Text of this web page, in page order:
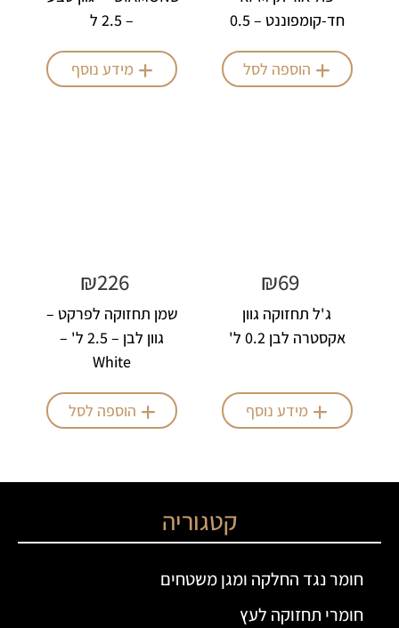
חד-קומפוננט – 0.5
הוספה לסל
– 2.5 ל
מידע נוסף
ג'ל תחזוקה גוון
אקסטרה לבן 0.2 ל'
₪69
מידע נוסף
שמן תחזוקה לפרקט –
גוון לבן – 2.5 ל' –
White
₪226
הוספה לסל
קטגוריה
חומר נגד החלקה ומגן משטחים
חומרי תחזוקה לעץ